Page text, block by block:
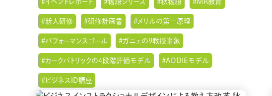
#イベントレポート #物語シリーズ #秋物語 #MR教育
#新人研修 #研修計画書 #メリルの第一原理
#パフォーマンスゴール #ガニェの9教授事象
#カークパトリックの4段階評価モデル #ADDIEモデル
#ビジネスID講座